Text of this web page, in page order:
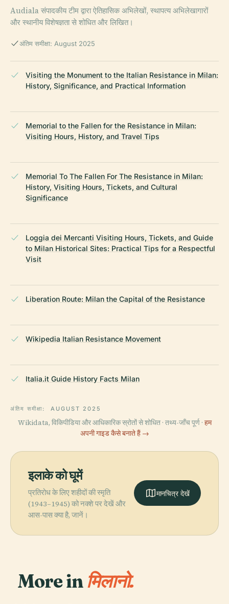
Audiala संपादकीय टीम द्वारा ऐतिहासिक अभिलेखों, स्थापत्य अभिलेखागारों
और स्थानीय विशेषज्ञता से शोधित और लिखित।
अंतिम समीक्षा: August 2025
Visiting the Monument to the Italian Resistance in Milan:
History, Significance, and Practical Information
Memorial to the Fallen for the Resistance in Milan:
Visiting Hours, History, and Travel Tips
Memorial To The Fallen For The Resistance in Milan:
History, Visiting Hours, Tickets, and Cultural
Significance
Loggia dei Mercanti Visiting Hours, Tickets, and Guide
to Milan Historical Sites: Practical Tips for a Respectful
Visit
Liberation Route: Milan the Capital of the Resistance
Wikipedia Italian Resistance Movement
Italia.it Guide History Facts Milan
अंतिम समीक्षा: AUGUST 2025
Wikidata, विकिपीडिया और आधिकारिक स्रोतों से शोधित · तथ्य-जाँच पूर्ण · हम
अपनी गाइड कैसे बनाते हैं →
इलाके को घूमें
प्रतिरोध के लिए शहीदों की स्मृति
(1943–1945) को नक्शे पर देखें और
आस-पास क्या है, जानें।
मानचित्र देखें
More in मिलानो.